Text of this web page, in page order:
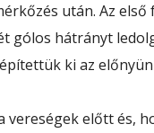
után. Az
hátrányt
ki az
előtt és,